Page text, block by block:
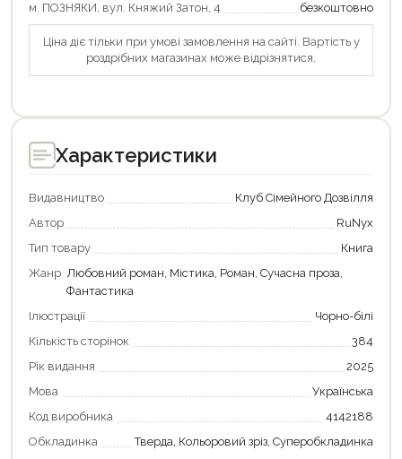
м. ПОЗНЯКИ, вул. Княжий Затон, 4
безкоштовно
Ціна діє тільки при умові замовлення на сайті. Вартість у
роздрібних магазинах може відрізнятися.
Характеристики
Видавництво
Клуб Сімейного Дозвілля
Автор
RuNyx
Тип товару
Книга
Жанр Любовний роман, Містика, Роман, Сучасна проза,
Фантастика
Ілюстрації
Чорно-білі
Кількість сторінок
384
Рік видання
2025
Мова
Українська
Код виробника
4142188
Обкладинка
Тверда, Кольоровий зріз, Суперобкладинка